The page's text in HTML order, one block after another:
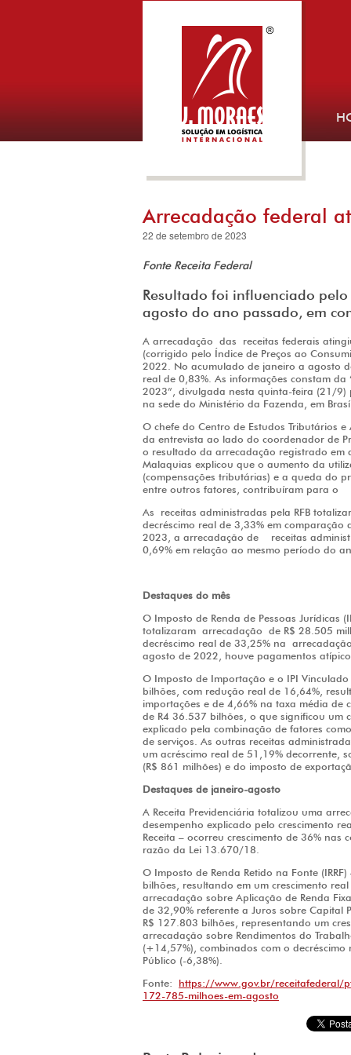
Arrecadação federal
22 de setembro de 2023
Fonte Receita Federal
Resultado foi influenciado
agosto do ano passado, em
A arrecadação das receitas federais
(corrigido pelo Índice de Preços ao
2022. No acumulado de janeiro a agosto
real de 0,83%. As informações constam
2023”, divulgada nesta quinta-feira (21/9)
na sede do Ministério da Fazenda, em
O chefe do Centro de Estudos Tributários
da entrevista ao lado do coordenador de
o resultado da arrecadação registrado em
Malaquias explicou que o aumento da
(compensações tributárias) e a queda do
entre outros fatores, contribuíram para o
As receitas administradas pela RFB
decréscimo real de 3,33% em
2023, a arrecadação de receitas
0,69% em relação ao mesmo período do
Destaques do mês
O Imposto de Renda de Pessoas Jurídicas
totalizaram arrecadação de R$ 28.505
decréscimo real de 33,25% na arrecadação
agosto de 2022, houve pagamentos
O Imposto de Importação e o IPI
bilhões, com redução real de 16,64%,
importações e de 4,66% na taxa média de
de R4 36.537 bilhões, o que significou um
explicado pela combinação de fatores
de serviços. As outras receitas
um acréscimo real de 51,19% decorrente,
(R$ 861 milhões) e do imposto de
Destaques de janeiro-agosto
A Receita Previdenciária totalizou uma
desempenho explicado pelo crescimento
Receita – ocorreu crescimento de 36%
razão da Lei 13.670/18.
O Imposto de Renda Retido na Fonte
bilhões, resultando em um crescimento
arrecadação sobre Aplicação de Renda
de 32,90% referente a Juros sobre Capital
R$ 127.803 bilhões, representando um
arrecadação sobre Rendimentos do
(+14,57%), combinados com o
Público (-6,38%).
Fonte: https://www.gov.br/receitafederal/
172-785-milhoes-em-agosto